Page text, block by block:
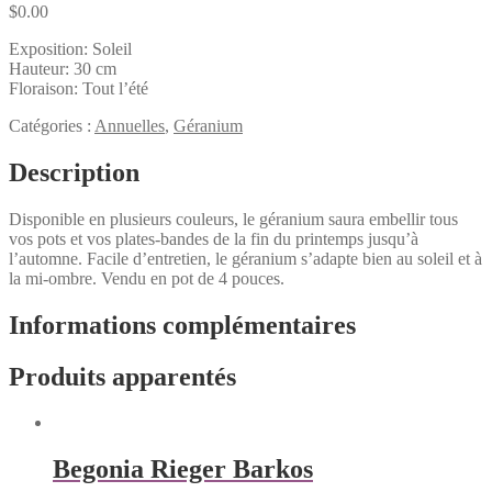
$0.00
Exposition: Soleil
Hauteur: 30 cm
Floraison: Tout l’été
Catégories : Annuelles, Géranium
Description
Disponible en plusieurs couleurs, le géranium saura embellir tous
vos pots et vos plates-bandes de la fin du printemps jusqu’à
l’automne. Facile d’entretien, le géranium s’adapte bien au soleil et à
la mi-ombre. Vendu en pot de 4 pouces.
Informations complémentaires
Produits apparentés
Begonia Rieger Barkos